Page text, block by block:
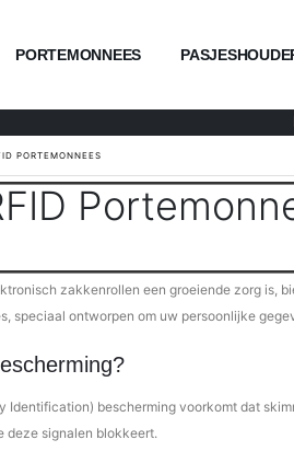
PORTEMONNEES
PORTEMONNEES
zakkenrollen een groeiende zorg is,
speciaal ontworpen om uw persoonlijke
Identification) bescherming voorkomt dat
deze signalen blokkeert.